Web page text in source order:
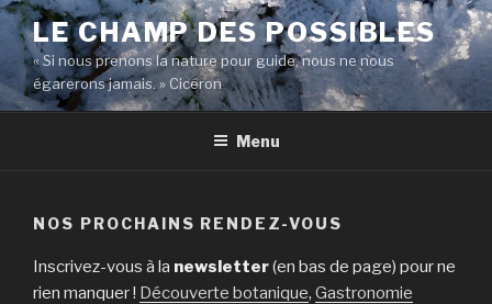
Aller
au
contenu
principal
LE CHAMP DES POSSIBLES
« Si nous prenons la nature pour guide, nous ne nous
égarerons jamais. » Cicéron
Menu
NOS PROCHAINS RENDEZ-VOUS
Inscrivez-vous à la newsletter(en bas de page) pour ne
rien manquer ! Découverte botanique, Gastronomie